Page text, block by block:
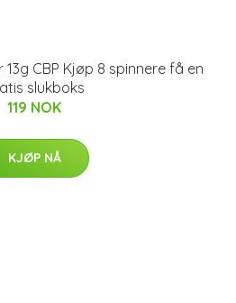
CBP Kjøp 8 spinnere få en
slukboks
119 NOK
KJØP NÅ